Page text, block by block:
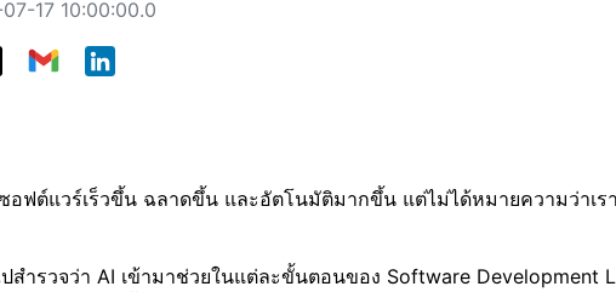
17 10:00:00.0
ฟต์แวร์เร็วขึ้น ฉลาดขึ้น และอัตโนมัติมากขึ้น แต่ไม่ได้หมายความว่าเร
ำรวจว่า AI เข้ามาช่วยในแต่ละขั้นตอนของ Software Development